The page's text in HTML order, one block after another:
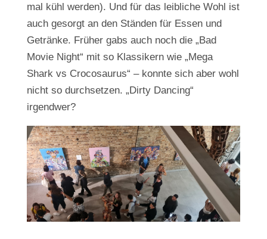
mal kühl werden). Und für das leibliche Wohl ist
auch gesorgt an den Ständen für Essen und
Getränke. Früher gabs auch noch die „Bad
Movie Night“ mit so Klassikern wie „Mega
Shark vs Crocosaurus“ – konnte sich aber wohl
nicht so durchsetzen. „Dirty Dancing“
irgendwer?